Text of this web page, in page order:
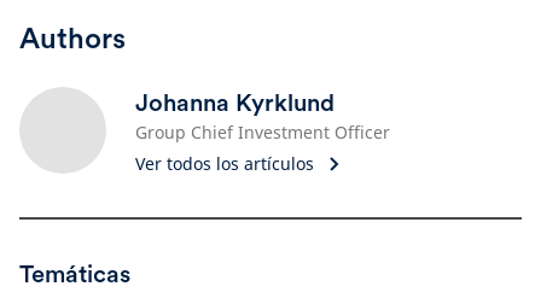
Authors
Johanna Kyrklund
Group Chief Investment Officer
Ver todos los artículos
Temáticas